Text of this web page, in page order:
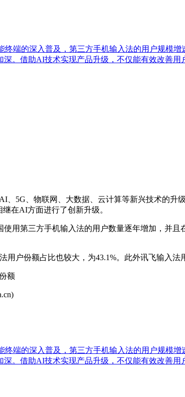
端的深入普及，第三方手机输入法的用户规模
。借助AI技术实现产品升级，不仅能有效改善用
5G、物联网、大数据、云计算等新兴技术的升
在AI方面进行了创新升级。
用第三方手机输入法的用户数量逐年增加，并且
户份额占比也较大，为43.1%。此外讯飞输入法
端的深入普及，第三方手机输入法的用户规模
。借助AI技术实现产品升级，不仅能有效改善用